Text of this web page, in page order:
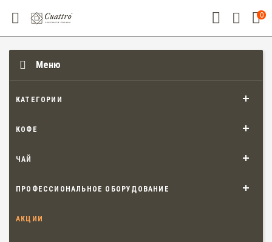
0
Меню
КАТЕГОРИИ
КОФЕ
ЧАЙ
ПРОФЕССИОНАЛЬНОЕ ОБОРУДОВАНИЕ
АКЦИИ